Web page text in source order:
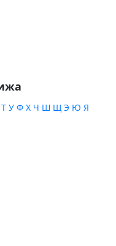
Т У Ф Х Ч Ш Щ Э Ю Я